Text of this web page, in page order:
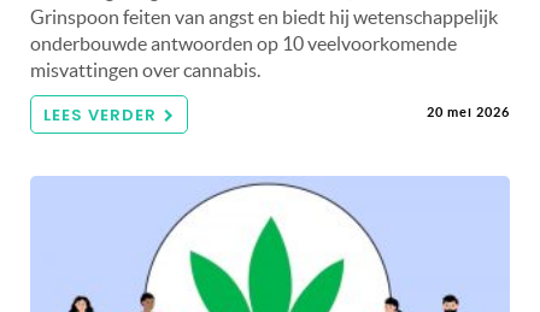
Grinspoon feiten van angst en biedt hij wetenschappelijk
onderbouwde antwoorden op 10 veelvoorkomende
misvattingen over cannabis.
LEES VERDER 20 mei 2026